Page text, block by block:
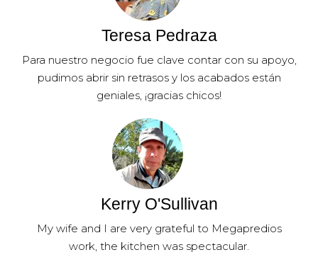
Teresa Pedraza
Para nuestro negocio fue clave contar con su apoyo,
pudimos abrir sin retrasos y los acabados están
geniales, ¡gracias chicos!
Kerry O'Sullivan
My wife and I are very grateful to Megapredios
work, the kitchen was spectacular.